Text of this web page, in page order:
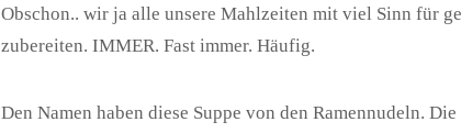
Obschon.. wir ja alle unsere Mahlzeiten mit viel Sinn für
zubereiten. IMMER. Fast immer. Häufig.
Den Namen haben diese Suppe von den Ramennudeln.